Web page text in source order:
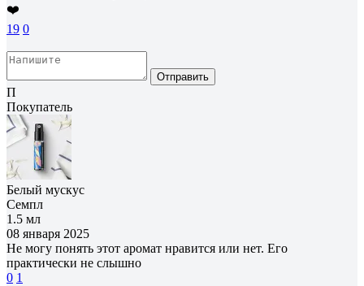
❤️
19 0
Отправить
П
Покупатель
Белый мускус
Семпл
1.5 мл
08 января 2025
Не могу понять этот аромат нравится или нет. Его
практически не слышно
0 1